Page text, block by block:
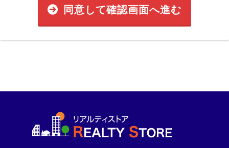
同意して確認画面へ進む